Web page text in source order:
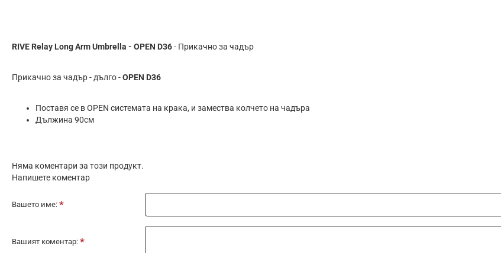
RIVE Relay Long Arm Umbrella - OPEN D36- Прикачно за чадър
Прикачно за чадър - дълго -OPEN D36
Поставя се в OPEN системата на крака, и замества колчето на чадъра
Дължина 90см
Няма коментари за този продукт.
Напишете коментар
Вашето име:
Вашият коментар: